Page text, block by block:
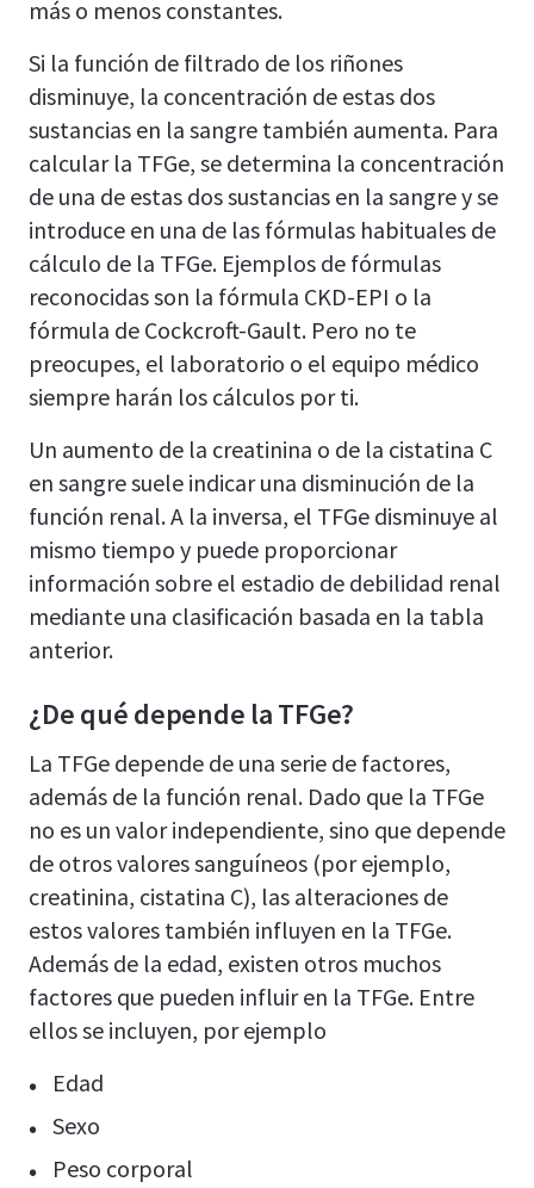
más o menos constantes.
Si la función de filtrado de los riñones
disminuye, la concentración de estas dos
sustancias en la sangre también aumenta. Para
calcular la TFGe, se determina la concentración
de una de estas dos sustancias en la sangre y se
introduce en una de las fórmulas habituales de
cálculo de la TFGe. Ejemplos de fórmulas
reconocidas son la fórmula CKD-EPI o la
fórmula de Cockcroft-Gault. Pero no te
preocupes, el laboratorio o el equipo médico
siempre harán los cálculos por ti.
Un aumento de la creatinina o de la cistatina C
en sangre suele indicar una disminución de la
función renal. A la inversa, el TFGe disminuye al
mismo tiempo y puede proporcionar
información sobre el estadio de debilidad renal
mediante una clasificación basada en la tabla
anterior.
¿De qué depende la TFGe?
La TFGe depende de una serie de factores,
además de la función renal. Dado que la TFGe
no es un valor independiente, sino que depende
de otros valores sanguíneos (por ejemplo,
creatinina, cistatina C), las alteraciones de
estos valores también influyen en la TFGe.
Además de la edad, existen otros muchos
factores que pueden influir en la TFGe. Entre
ellos se incluyen, por ejemplo
Edad
Sexo
Peso corporal